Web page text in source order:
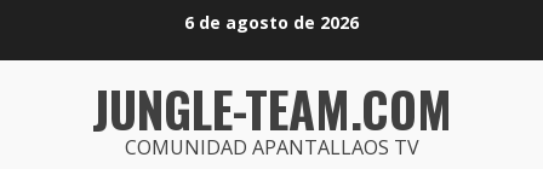
6 de agosto de 2026
JUNGLE-TEAM.COM
COMUNIDAD APANTALLAOS TV